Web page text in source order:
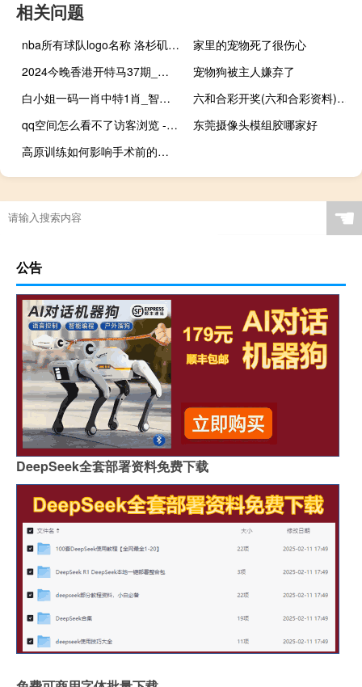
相关问题
nba所有球队logo名称 洛杉矶湖人队logo
家里的宠物死了很伤心
2024今晚香港开特马37期_作答解释落实的民间信仰_手机版061.418
宠物狗被主人嫌弃了
白小姐一码一肖中特1肖_智能AI深度解析_iPhone版v11.64.334
六和合彩开奖(六和合彩资料)--值得支持--网页版v093.847
qq空间怎么看不了访客浏览 - 抖音苹果手机怎么充值 dy点赞充值秒到
东莞摄像头模组胶哪家好
高原训练如何影响手术前的准备工作
☚
公告
DeepSeek全套部署资料免费下载